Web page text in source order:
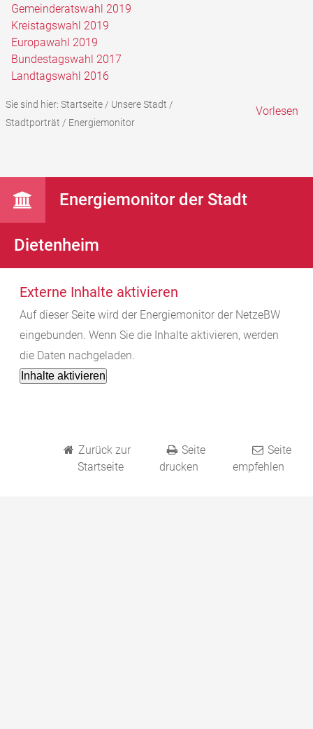
Gemeinderatswahl 2019
Kreistagswahl 2019
Europawahl 2019
Bundestagswahl 2017
Landtagswahl 2016
Sie sind hier: Startseite/ Unsere Stadt /
Stadtporträt / Energiemonitor
Vorlesen
Energiemonitor der Stadt
Dietenheim
Externe Inhalte aktivieren
Auf dieser Seite wird der Energiemonitor der NetzeBW
eingebunden. Wenn Sie die Inhalte aktivieren, werden
die Daten nachgeladen.
Inhalte aktivieren
Zurück zur
Startseite
Seite
drucken
Seite
empfehlen